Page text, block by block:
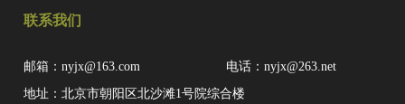
联系我们
邮箱：nyjx@163.com
电话：nyjx@263.net
地址：北京市朝阳区北沙滩1号院综合楼